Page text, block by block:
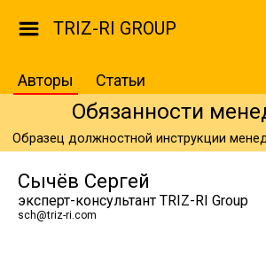
TRIZ-RI GROUP
Авторы Статьи
Обязанности
Образец должностной инструкции
Сычёв Сергей
эксперт-консультант TRIZ-RI Group
sch@triz-ri.com